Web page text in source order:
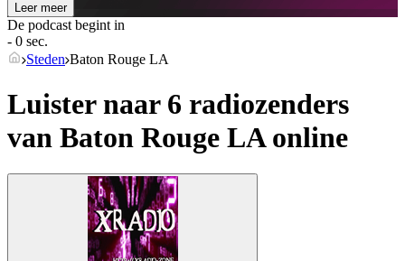
Leer meer
De podcast begint in
- 0 sec.
Steden Baton Rouge LA
Luister naar 6 radiozenders
van Baton Rouge LAonline